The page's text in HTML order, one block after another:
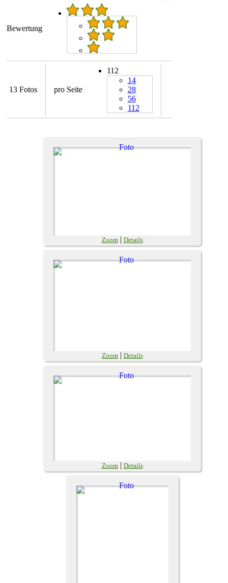
Bewertung
13 Fotos pro Seite
112
14
28
56
112
Zoom| Details
Zoom| Details
Zoom| Details